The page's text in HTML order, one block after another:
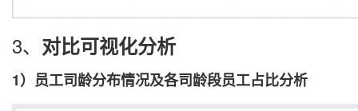
3、 对比可视化分析
1） 员工司龄分布情况及各司龄段员工占比分析